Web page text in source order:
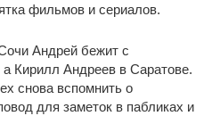
фильмов и сериалов.
Андрей бежит с
Кирилл Андреев в Саратове.
снова вспомнить о
для заметок в пабликах и